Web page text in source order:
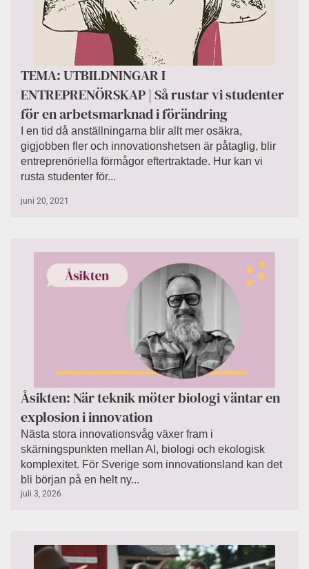
TEMA: UTBILDNINGAR I
ENTREPRENÖRSKAP | Så rustar vi studenter
för en arbetsmarknad i förändring
I en tid då anställningarna blir allt mer osäkra,
gigjobben fler och innovationshetsen är påtaglig, blir
entreprenöriella förmågor eftertraktade. Hur kan vi
rusta studenter för...
juni 20, 2021
Åsikten: När teknik möter biologi väntar en
explosion i innovation
Nästa stora innovationsvåg växer fram i
skärningspunkten mellan AI, biologi och ekologisk
komplexitet. För Sverige som innovationsland kan det
bli början på en helt ny...
juli 3, 2026